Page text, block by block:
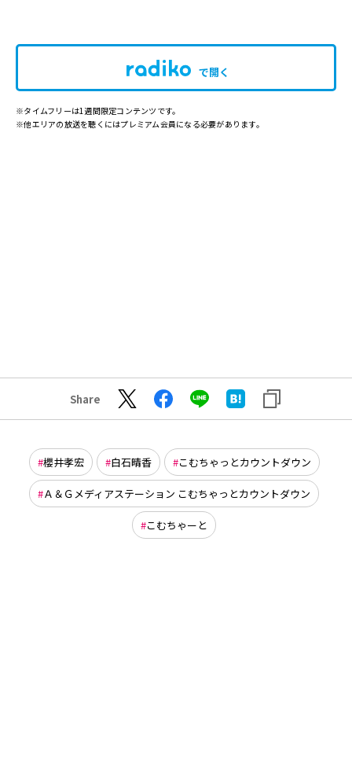
で開く
※タイムフリーは1週間限定コンテンツです。
※他エリアの放送を聴くにはプレミアム会員になる必要があります。
Share
櫻井孝宏 白石晴香 こむちゃっとカウントダウン
Ａ＆Ｇメディアステーション こむちゃっとカウントダウン
こむちゃーと